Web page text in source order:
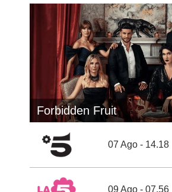
Forbidden Fruit
07 Ago - 14.18
09 Ago - 07.56